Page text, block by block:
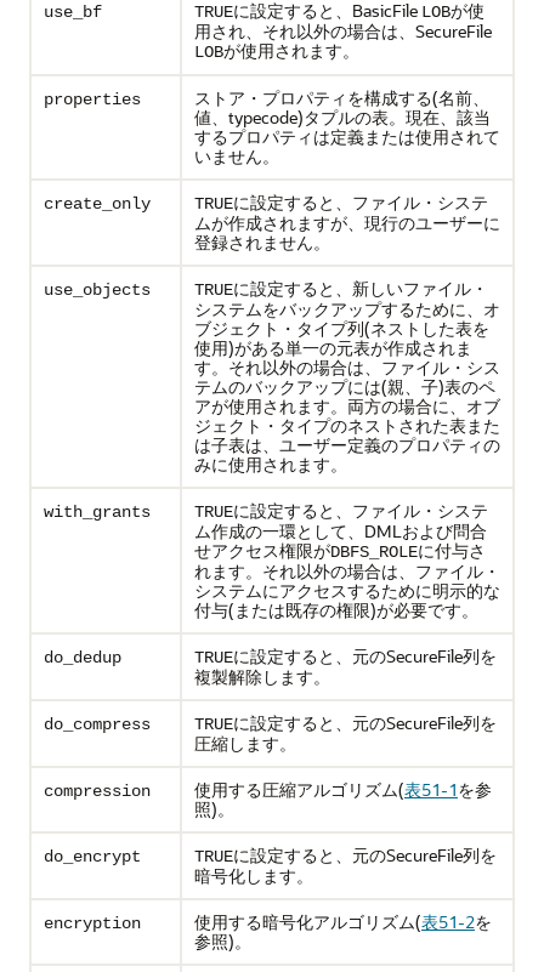
use_bf TRUEに設定すると、BasicFile LOBが使
用され、それ以外の場合は、SecureFile
LOBが使用されます。
properties
ストア・プロパティを構成する(名前、
値、typecode)タプルの表。現在、該当
するプロパティは定義または使用されて
いません。
create_only TRUEに設定すると、ファイル・システ
ムが作成されますが、現行のユーザーに
登録されません。
use_objects TRUEに設定すると、新しいファイル・
システムをバックアップするために、オ
ブジェクト・タイプ列(ネストした表を
使用)がある単一の元表が作成されま
す。それ以外の場合は、ファイル・シス
テムのバックアップには(親、子)表のペ
アが使用されます。両方の場合に、オブ
ジェクト・タイプのネストされた表また
は子表は、ユーザー定義のプロパティの
みに使用されます。
with_grants TRUEに設定すると、ファイル・システ
ム作成の一環として、DMLおよび問合
せアクセス権限がDBFS_ROLEに付与さ
れます。それ以外の場合は、ファイル・
システムにアクセスするために明示的な
付与(または既存の権限)が必要です。
do_dedup TRUEに設定すると、元のSecureFile列を
複製解除します。
do_compress TRUEに設定すると、元のSecureFile列を
圧縮します。
compression 使用する圧縮アルゴリズム(表51-1を参
照)。
do_encrypt TRUEに設定すると、元のSecureFile列を
暗号化します。
encryption 使用する暗号化アルゴリズム(表51-2を
参照)。